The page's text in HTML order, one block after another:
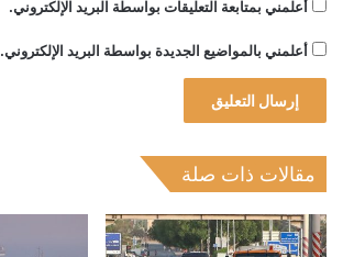
أعلمني بمتابعة التعليقات بواسطة البريد الإلكتروني.
أعلمني بالمواضيع الجديدة بواسطة البريد الإلكتروني.
مقالات ذات صلة